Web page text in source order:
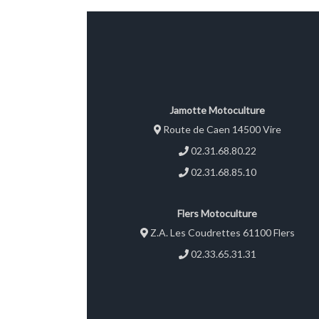
anti
Jamotte Motoculture
Route de Caen 14500 Vire
02.31.68.80.22
02.31.68.85.10
Flers Motoculture
Z.A. Les Coudrettes 61100 Flers
02.33.65.31.31